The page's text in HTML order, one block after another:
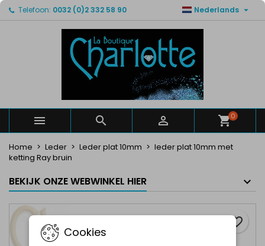
Telefoon: 0032 (0)2 332 58 90 Nederlands 
   0
Home Leder Leder plat 10mm
leder plat 10mm met
ketting Ray bruin
BEKIJK ONZE WEBWINKEL HIER
favorite_border
Mijn verlanglijsten ×
Maak een lijst
Maak een verlanglijst ×
Verlanglijst naam
Annuleren Maak een verlanglijst
Inloggen ×
U moet ingelogd zijn om producten in uw verlanglijst
Annuleren Inloggen
Cookies